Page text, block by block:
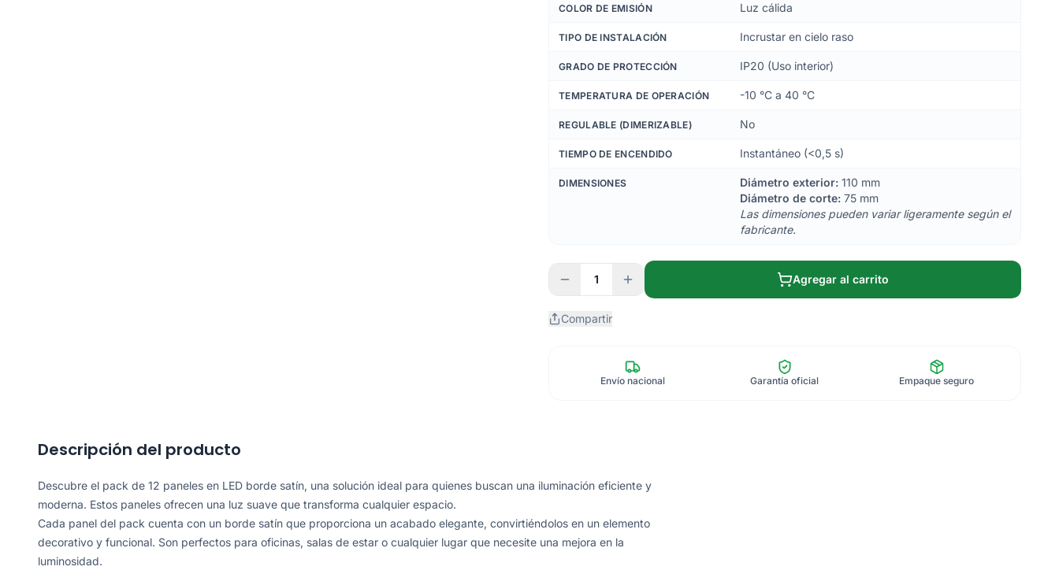
COLOR DE EMISIÓN Luz cálida
TIPO DE INSTALACIÓN Incrustar en cielo raso
GRADO DE PROTECCIÓN IP20 (Uso interior)
TEMPERATURA DE OPERACIÓN -10 °C a 40 °C
REGULABLE (DIMERIZABLE) No
TIEMPO DE ENCENDIDO Instantáneo (<0,5 s)
DIMENSIONES Diámetro exterior:110 mm
Diámetro de corte:75 mm
Las dimensiones pueden variar ligeramente según el
fabricante.
1 Agregar al carrito
Compartir
Envío nacional Garantía oficial Empaque seguro
Descripción del producto
Descubre el pack de 12 paneles en LED borde satín, una solución ideal para quienes buscan una iluminación eficiente y
moderna. Estos paneles ofrecen una luz suave que transforma cualquier espacio.
Cada panel del pack cuenta con un borde satín que proporciona un acabado elegante, convirtiéndolos en un elemento
decorativo y funcional. Son perfectos para oficinas, salas de estar o cualquier lugar que necesite una mejora en la
luminosidad.